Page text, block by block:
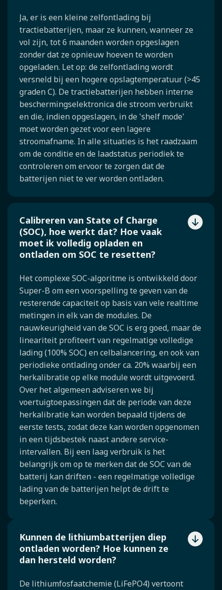
Ja, er is een kleine zelfontlading bij
tractiebatterijen, maar ze kunnen, wanneer ze
vol zijn, tot 6 maanden worden opgeslagen
zonder dat ze opnieuw hoeven te worden
opgeladen. Let op: de zelfontlading wordt
versneld bij een hogere opslagtemperatuur (>45
graden C). De tractiebatterijen hebben interne
beschermingselektronica die stroom verbruikt
en die, indien opgeslagen, in de 'shelf mode'
moet worden gezet voor een lagere
stroomafname. In alle situaties is het raadzaam
om de conditie en de laadstatus periodiek te
controleren om ervoor te zorgen dat de
batterijen niet te ver worden ontladen.
Calibreren van State of Charge
(SOC), hoe werkt dat? Hoe vaak
moet ik volledig opladen en
ontladen om SOC te resetten?
Het complexe SOC-algoritme is ontwikkeld door
Super-B om een voorspelling te geven van de
resterende capaciteit op basis van vele realtime
metingen in elk van de modules. De
nauwkeurigheid van de SOC is erg goed, maar de
lineariteit profiteert van regelmatige volledige
lading (100% SOC) en celbalancering, en ook van
periodieke ontlading onder ca. 20% waarbij een
herkalibratie op elke module wordt uitgevoerd.
Over het algemeen adviseren we bij
voertuigtoepassingen dat de periode van deze
herkalibratie kan worden bepaald tijdens de
eerste tests, zodat deze kan worden opgenomen
in een tijdsbestek naast andere service-
intervallen. Bij een laag verbruik is het
belangrijk om op te merken dat de SOC van de
batterij kan driften - een regelmatige volledige
lading van de batterijen helpt de drift te
beperken.
Kunnen de lithiumbatterijen diep
ontladen worden? Hoe kunnen ze
dan hersteld worden?
De lithiumfosfaatchemie (LiFePO4) vertoont